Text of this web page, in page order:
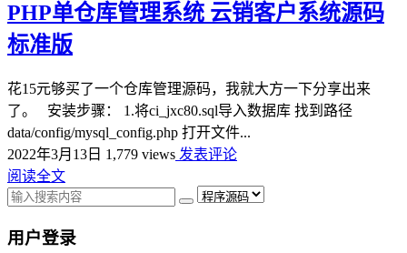
PHP单仓库管理系统 云销客户系统源码
标准版
花15元够买了一个仓库管理源码，我就大方一下分享出来
了。 安装步骤： 1.将ci_jxc80.sql导入数据库 找到路径
data/config/mysql_config.php 打开文件...
2022年3月13日 1,779 views 发表评论
阅读全文
用户登录